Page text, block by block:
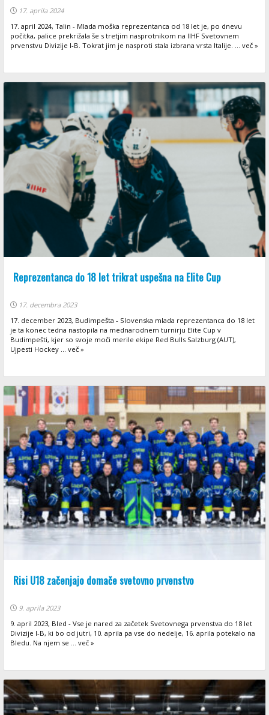
17. aprila 2024
17. april 2024, Talin - Mlada moška reprezentanca od 18 let je, po dnevu
počitka, palice prekrižala še s tretjim nasprotnikom na IIHF Svetovnem
prvenstvu Divizije I-B. Tokrat jim je nasproti stala izbrana vrsta Italije. ... več »
Reprezentanca do 18 let trikrat uspešna na Elite Cup
17. decembra 2023
17. december 2023, Budimpešta - Slovenska mlada reprezentanca do 18 let
je ta konec tedna nastopila na mednarodnem turnirju Elite Cup v
Budimpešti, kjer so svoje moči merile ekipe Red Bulls Salzburg (AUT),
Ujpesti Hockey ... več »
Risi U18 začenjajo domače svetovno prvenstvo
9. aprila 2023
9. april 2023, Bled - Vse je nared za začetek Svetovnega prvenstva do 18 let
Divizije I-B, ki bo od jutri, 10. aprila pa vse do nedelje, 16. aprila potekalo na
Bledu. Na njem se ... več »